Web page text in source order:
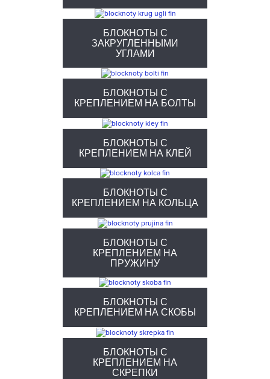
БЛОКНОТЫ С
ЗАКРУГЛЕННЫМИ
УГЛАМИ
БЛОКНОТЫ С
КРЕПЛЕНИЕМ НА БОЛТЫ
БЛОКНОТЫ С
КРЕПЛЕНИЕМ НА КЛЕЙ
БЛОКНОТЫ С
КРЕПЛЕНИЕМ НА КОЛЬЦА
БЛОКНОТЫ С
КРЕПЛЕНИЕМ НА
ПРУЖИНУ
БЛОКНОТЫ С
КРЕПЛЕНИЕМ НА СКОБЫ
БЛОКНОТЫ С
КРЕПЛЕНИЕМ НА
СКРЕПКИ